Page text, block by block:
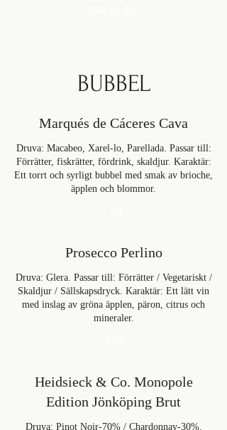
BUBBEL
Marqués de Cáceres Cava
Druva: Macabeo, Xarel-lo, Parellada. Passar till:
Förrätter, fiskrätter, fördrink, skaldjur. Karaktär:
Ett torrt och syrligt bubbel med smak av brioche,
äpplen och blommor.
Prosecco Perlino
Druva: Glera. Passar till: Förrätter / Vegetariskt /
Skaldjur / Sällskapsdryck. Karaktär: Ett lätt vin
med inslag av gröna äpplen, päron, citrus och
mineraler.
Heidsieck & Co. Monopole
Edition Jönköping Brut
Druva: Pinot Noir-70% / Chardonnay-30%.